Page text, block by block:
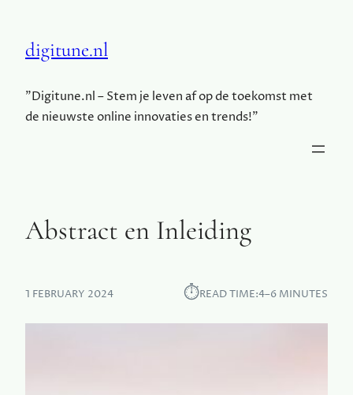
digitune.nl
"Digitune.nl – Stem je leven af op de toekomst met
de nieuwste online innovaties en trends!"
Abstract en Inleiding
1 FEBRUARY 2024 ⏱︎READ TIME:4–6 MINUTES